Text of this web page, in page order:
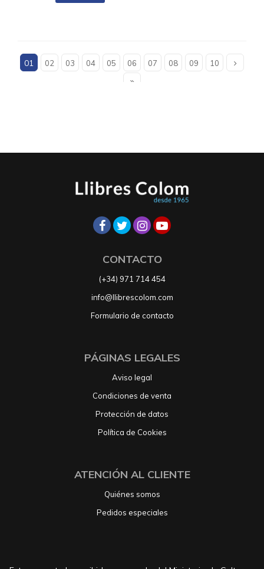
01 02 03 04 05 06 07 08 09 10
CONTACTO
(+34) 971 714 454
info@llibrescolom.com
Formulario de contacto
PÁGINAS LEGALES
Aviso legal
Condiciones de venta
Protección de datos
Política de Cookies
ATENCIÓN AL CLIENTE
Quiénes somos
Pedidos especiales